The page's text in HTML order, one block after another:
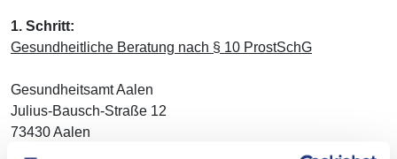
1. Schritt:
Gesundheitliche Beratung nach § 10 ProstSchG
Gesundheitsamt Aalen
Julius-Bausch-Straße 12
73430 Aalen